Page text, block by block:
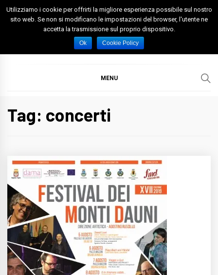
Skip
Spazio Foggia
Foggia News Calcio Eventi e Attività nella Capitanata
MENU
Tag: concerti
Utilizziamo i cookie per offrirti la migliore esperienza possibile sul nostro
sito web. Se non si modificano le impostazioni del browser, l'utente ne
accetta la trasmissione sul proprio dispositivo.
Ok Cookie Policy